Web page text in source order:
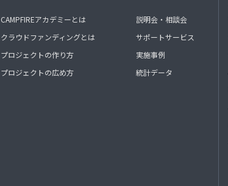
CAMPFIREアカデミーとは
クラウドファンディングとは
プロジェクトの作り方
プロジェクトの広め方
説明会・相談会
サポートサービス
実施事例
統計データ